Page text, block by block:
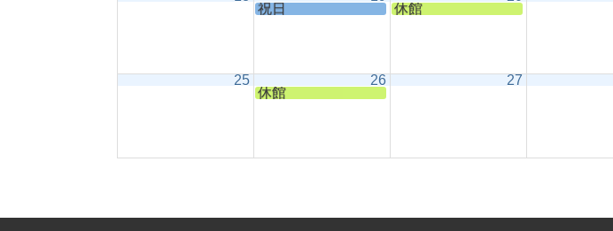
祝日
休館
25
26
休館
27